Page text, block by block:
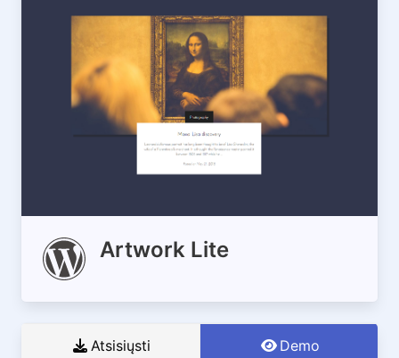
Artwork Lite
Atsisiųsti Demo